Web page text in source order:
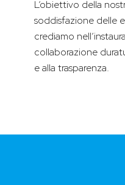
L’obiettivo della
soddisfazione delle
crediamo
collaborazione
e alla trasparenza.